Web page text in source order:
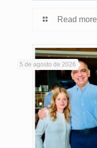
Read more
5 de agosto de 2026